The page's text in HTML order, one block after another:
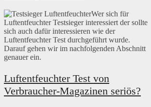
Wer sich für
Luftentfeuchter Testsieger interessiert der sollte
sich auch dafür interessieren wie der
Luftentfeuchter Test durchgeführt wurde.
Darauf gehen wir im nachfolgenden Abschnitt
genauer ein.
Luftentfeuchter Test von
Verbraucher-Magazinen seriös?